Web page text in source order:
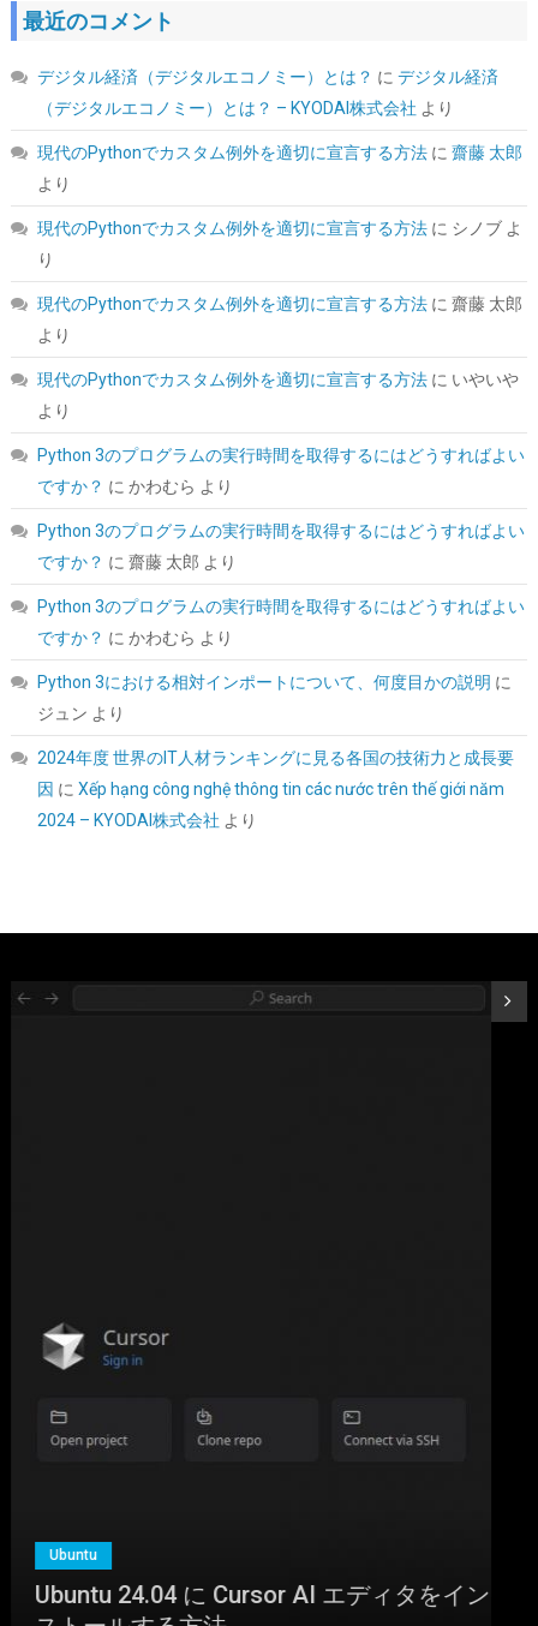
玄人志向 電源ユニット 850W ATX 電源 80 PLUS ゴールド PC電源
フルプラグイン KRPW-GS850W/90+
(54217) GBP 48.49 (2026-08-09 04:05 GMT +09:00 時点 -詳細はこ
)
ス UASP対応 5Gbps転送 6TB（9.5mm以下）まで対応 静電気防
止 PC材料 透明な 外付け SATA3.0 ドライブ ケース 2139U3
(5421710) GBP 3.93 (2026-08-09 04:05 GMT +09:00 時点 -詳細は
こちら)
SN7100 (読取り最大 7,250MB/秒) M.2-2280 NVMe
WDS100T4X0E-EC 【国内正規代理店品】
546373) GBP 162.49
最近のコメント
デジタル経済（デジタルエコノミー）とは？ に デジタル経済
（デジタルエコノミー）とは？ – KYODAI株式会社 より
現代のPythonでカスタム例外を適切に宣言する方法に 齋藤 太郎
より
現代のPythonでカスタム例外を適切に宣言する方法に シノブよ
り
現代のPythonでカスタム例外を適切に宣言する方法に 齋藤 太郎
より
現代のPythonでカスタム例外を適切に宣言する方法に いやいや
より
Python 3のプログラムの実行時間を取得するにはどうすればよい
ですか？ に かわむら より
Python 3のプログラムの実行時間を取得するにはどうすればよい
ですか？ に 齋藤 太郎 より
Python 3のプログラムの実行時間を取得するにはどうすればよい
ですか？ に かわむら より
Python 3における相対インポートについて、何度目かの説明 に
ジュン より
2024年度 世界のIT人材ランキングに見る各国の技術力と成長要
因 に Xếp hạng công nghệ thông tin các nước trên thế giới năm
2024 – KYODAI株式会社 より
Ubuntu
Ubuntu 24.04 に Cursor AI エディタをイン